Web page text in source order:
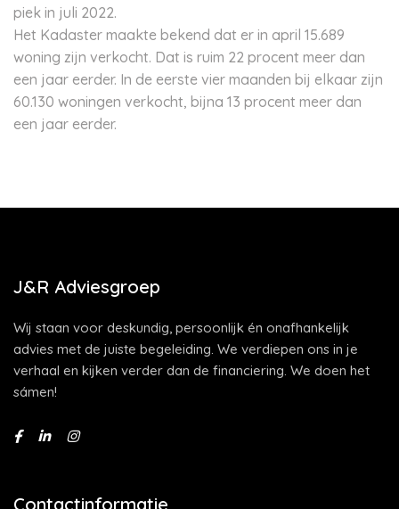
piek in juli 2022.
Het Kadaster maakte bekend dat er in april 15.689
woning zijn verkocht. Dat is ruim 22 procent meer dan
een jaar eerder. In de eerste vier maanden bij elkaar zijn
60.130 woningen verkocht, bijna 13 procent meer dan
een jaar eerder.
J&R Adviesgroep
Wij staan voor deskundig, persoonlijk én onafhankelijk
advies met de juiste begeleiding. We verdiepen ons in je
verhaal en kijken verder dan de financiering. We doen het
sámen!
Contactinformatie